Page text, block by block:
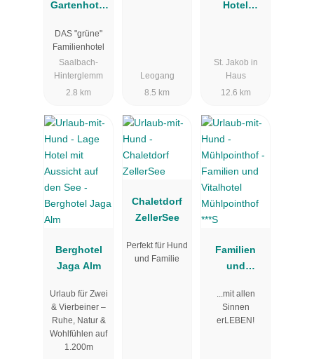
Gartenhotel
DAS "grüne"
Familienhotel
Saalbach-
Hinterglemm
2.8 km
Leogang
8.5 km
Hotel
St. Jakob in
Haus
12.6 km
Berghotel
Jaga Alm
Urlaub für Zwei
& Vierbeiner –
Ruhe, Natur &
Wohlfühlen auf
1.200m
Chaletdorf
ZellerSee
Perfekt für Hund
und Familie
Familien
und
Mühlpointho
...mit allen
Sinnen
erLEBEN!